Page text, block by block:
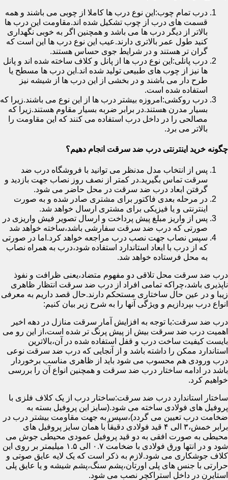
درب تمام چوب:این نوع درب ها کاملا از چوبی می باشند و همه
قسمت های درب از چوب تشکیل شده اند.مقاومت این درب ها
بالاتر از دیگر درب ها می باشد و همچنین اگر به خوبی نگهداری
کنید طول عمر بالاتری دارند.عیب این نوع درب ها این است که
گران تر هستند و در شرایط جوی حساس هستند.
درب پانلی:این نوع درب ها از پانل و کلاف ساخته شده اند و پانل
ها نیز از چوب های طبیعی تولید شده اند.این درب ها مسطح یا
طرح دار می باشند و در بخشی از این درب ها از شیشه نیز
استفاده شده است.
درب روکشی:امروزه بیشتر درب ها از این نوع می باشند.زیرا که
بسیار مدرن هستند.در برابر ضربه بسیار مقاوم هستند.زیرا که
مصالحی را در داخل درب استفاده می کنند که این مقاومت را
بالاتر می برد.
چگونه خرید اینترنتی درب ضد سرقت انجام دهیم؟
پس از انتخاب مدل مدنظر می توانید با فروشگاه درب ضد
سرقت تماس بگیرید.در کمتر از نصف روز نصاب جهت بازدید و
گرفتن ابعاد درب ضد سرقت در محل حاضر می شود.
در مرحله بعدی فاکتور برای مشتری صادر شده و به صورت
اینترنتی و یا فیزیکی برای مشتری ارسال خواهد شد.
پس از واریز مبلغ پیش پرداخت و ارسال تصویر فیش واریزی در
صورتی که درب ضد سرقت سفارشی باشد،ساخته خواهد شد
سپس نصاب جهت نصب درب مراجعه خواهد کرد.اما در صورتی
که از درب با ابعاد استاندارد استفاده شود،درب به همراه نصاب
به محل فرستاده خواهد شد.
درب ضد سرقت محل تلاقی دو مفهوم متضاد،یعنی ظرافت و نفوذ
ناپذیری باشد،چراکه تمامی افراد از درب ضد سرقت انتظار ظاهری
زیبا و در عین حال ساختاری مستحکم دارند.حال قصد داریم به معرفی
انواع درب بپردازیم و ویژگی آنها را به شرح زیر بیان کنیم:
درب ضد سرقت:با توجه به افزایش آمار سرقت منازل در دهه اخیر
اهمیت درب ضد سرقت بیش از پیش پرنگ تر شده است،از این رو می
بایست کیفیت ساخت درب و قفل استفاده شده در آن،بالاترین
استاندارد ممکن را داشته باشد و از آنجایی که درب ضد سرقت نوعی
درب ورودی هم محسوب می شود باید از ظاهری مناسب برخوردار
باشد در ادامه ساختار درب ضد سرقت و همچنین انواع آن را بررسی
خواهیم کرد.
ساختار استاندارد درب ضد سرقت:ساختار درب از یک کلاف فلزی با
پروفیل های فولادی ساخته می شود.(سایز این پروفیل بسته به
ضخامت درب تعیین می گردد)،سپس به جهت مقاومت بیشتر درب در
برابر خمش،۳ الی ۴ قید فولادی دقیقاً با همان سایز پروفیل های
محیطی به صورت افقی به دو قید پروفیل عمودی محیطی جوش می
شود و در انتها ورق فولادی با ضخامت ۰.۷ الی ۱.۵ میلیمتر بر روی این
کلاف جوشکاری می شود.لازم به ذکر است که یک لایه عایق صوتی و
حرارتی با جنس های پلی اورتان،پشم سنگ،پشم شیشه و یا عایق پلی
استایرن در داخل استراکچر نصب می شود.